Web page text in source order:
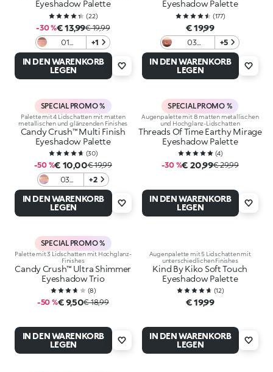
Eyeshadow Palette
(22)
-30 %€ 13,99€ 19,99
01
Embrace
Yourself
+1
IN DEN WARENKORB
LEGEN
Eyeshadow Palette
(177)
€ 19,99
03
Burgundy
Notes
+5
IN DEN WARENKORB
LEGEN
SPECIAL PROMO %
Palette mit 4 Lidschatten mit matten
metallischen und glänzenden Finishes
Candy Crush™ Multi Finish
Eyeshadow Palette
(30)
-50 %€ 10,00€ 19,99
03
Berry
Bonbon
+2
IN DEN WARENKORB
LEGEN
SPECIAL PROMO %
Augenpalette mit 8 matten metallischen
und Hochglanz-Lidschatten
Threads Of Time Earthy Mirage
Eyeshadow Palette
(4)
-30 %€ 20,99€ 29,99
IN DEN WARENKORB
LEGEN
SPECIAL PROMO %
Palette mit 3 Lidschatten mit Hochglanz-
Finishes
Candy Crush™ Ultra Shimmer
Eyeshadow Trio
(8)
-50 %€ 9,50€ 18,99
IN DEN WARENKORB
LEGEN
Augenpalette mit 5 Lidschatten mit
unterschiedlichen Finishes
Kind By Kiko Soft Touch
Eyeshadow Palette
(12)
€ 19,99
IN DEN WARENKORB
LEGEN